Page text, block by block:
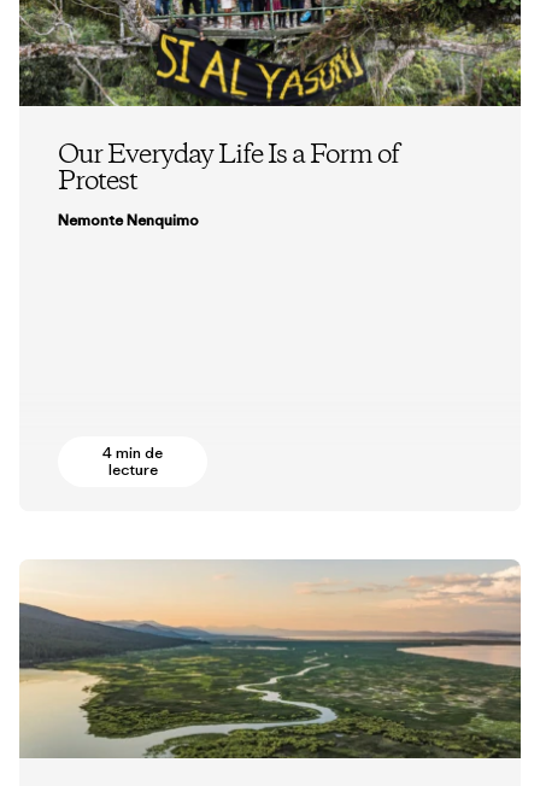
Our Everyday Life Is a Form of
Protest
Nemonte Nenquimo
4 min de
lecture